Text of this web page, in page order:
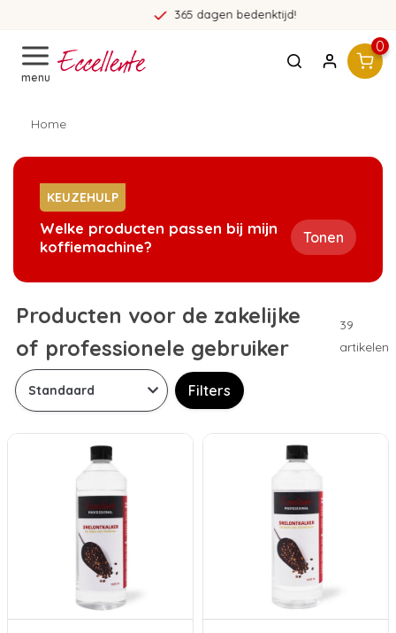
365 dagen bedenktijd!
menu
0
Home
KEUZEHULP
Welke producten passen bij mijn
koffiemachine?
Tonen
Producten voor de zakelijke
of professionele gebruiker
39
artikelen
Filters